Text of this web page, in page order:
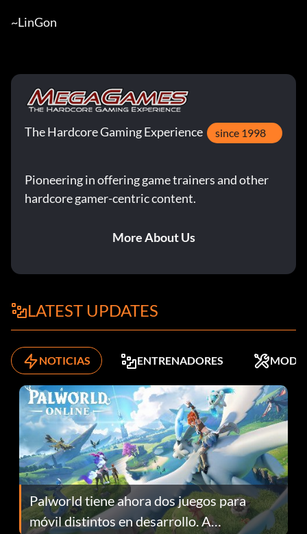
~LinGon
The Hardcore Gaming Experience since 1998
Pioneering in offering game trainers and other
hardcore gamer-centric content.
More About Us
LATEST UPDATES
NOTICIAS ENTRENADORES MODS
Palworld tiene ahora dos juegos para
móvil distintos en desarrollo. A